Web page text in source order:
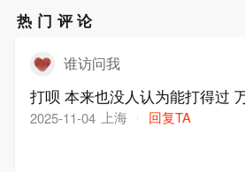
热门评论
谁访问我
打呗 本来也没人认为能打得过
2025-11-04 上海 回复TA